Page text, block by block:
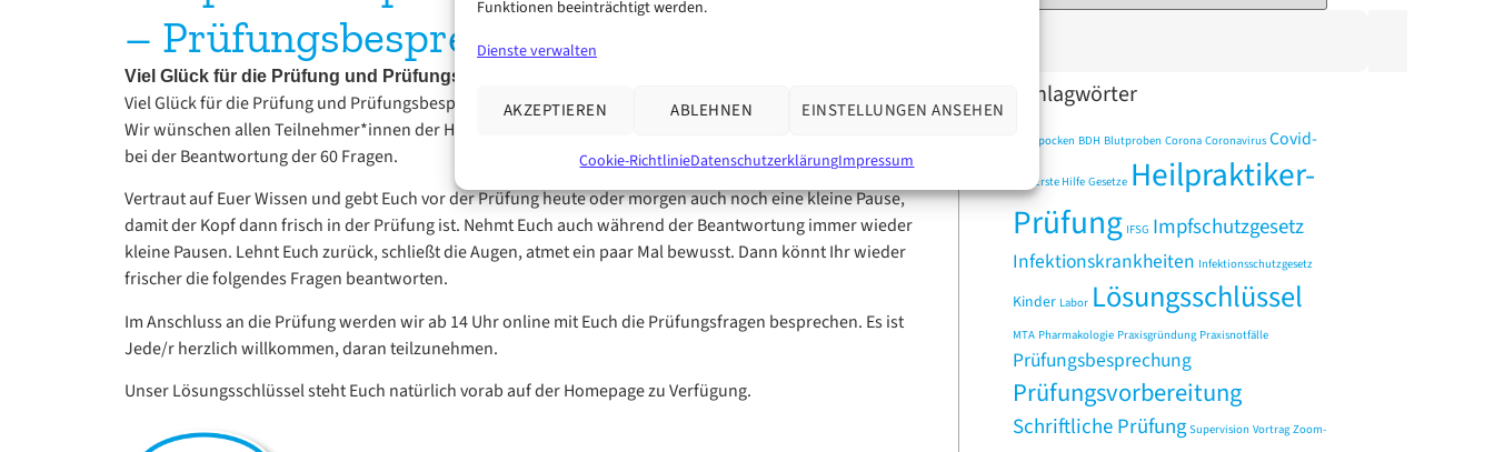
Funktionen beeinträchtigt werden.
Dienste verwalten
AKZEPTIEREN ABLEHNEN EINSTELLUNGEN ANSEHEN
Cookie-RichtlinieDatenschutzerklärungImpressum
– Prüfungsbesprechung
Viel Glück für die Prüfung und Prüfungsbesprechung nicht vergessen!
Viel Glück für die Prüfung und Prüfungsbesprechung nicht vergessen!
Wir wünschen allen Teilnehmer*innen der Heilpraktikerprüfung am 11. Oktober viel Erfolg und Konzentration
bei der Beantwortung der 60 Fragen.
Vertraut auf Euer Wissen und gebt Euch vor der Prüfung heute oder morgen auch noch eine kleine Pause,
damit der Kopf dann frisch in der Prüfung ist. Nehmt Euch auch während der Beantwortung immer wieder
kleine Pausen. Lehnt Euch zurück, schließt die Augen, atmet ein paar Mal bewusst. Dann könnt Ihr wieder
frischer die folgendes Fragen beantworten.
Im Anschluss an die Prüfung werden wir ab 14 Uhr online mit Euch die Prüfungsfragen besprechen. Es ist
Jede/r herzlich willkommen, daran teilzunehmen.
Unser Lösungsschlüssel steht Euch natürlich vorab auf der Homepage zu Verfügung.
Schlagwörter
Affenpocken BDH Blutproben Corona Coronavirus Covid-
Erste Hilfe Gesetze Heilpraktiker-
Prüfung IFSG Impfschutzgesetz
Infektionskrankheiten Infektionsschutzgesetz
Kinder Labor Lösungsschlüssel
MTA Pharmakologie Praxisgründung Praxisnotfälle
Prüfungsbesprechung
Prüfungsvorbereitung
Schriftliche Prüfung Supervision Vortrag Zoom-